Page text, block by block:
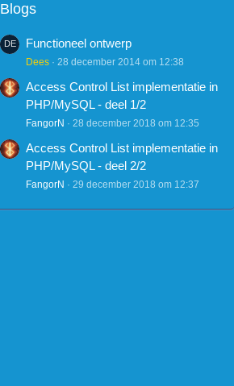
Blogs
Functioneel ontwerp
Dees 28 december 2014 om 12:38
Access Control List implementatie in
PHP/MySQL - deel 1/2
FangorN 28 december 2018 om 12:35
Access Control List implementatie in
PHP/MySQL - deel 2/2
FangorN 29 december 2018 om 12:37